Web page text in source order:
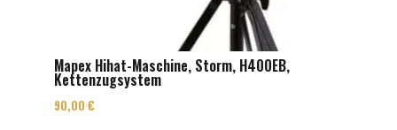
Mapex Hihat-Maschine, Storm, H400EB,
Kettenzugsystem
90,00 €